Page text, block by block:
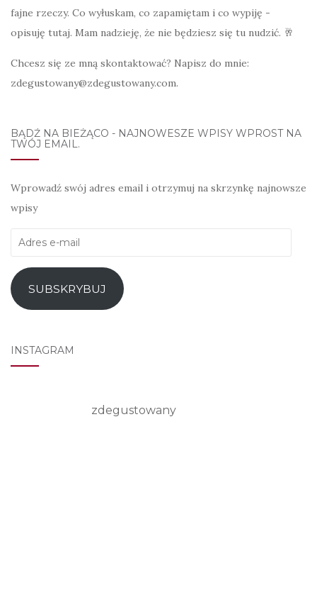
fajne rzeczy. Co wyłuskam, co zapamiętam i co wypiję -
opisuję tutaj. Mam nadzieję, że nie będziesz się tu nudzić. 🥂
Chcesz się ze mną skontaktować? Napisz do mnie:
zdegustowany@zdegustowany.com.
BĄDŹ NA BIEŻĄCO - NAJNOWESZE WPISY WPROST NA
TWÓJ EMAIL.
Wprowadź swój adres email i otrzymuj na skrzynkę najnowsze
wpisy
Adres
mail
SUBSKRYBUJ
INSTAGRAM
zdegustowany